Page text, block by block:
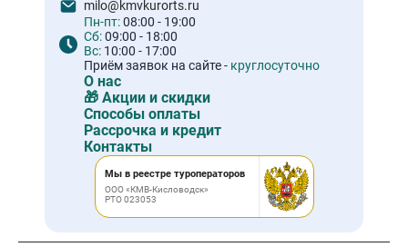
milo@kmvkurorts.ru
Пн-пт:08:00 - 19:00
Сб:09:00 - 18:00
Вс: 10:00 - 17:00
Приём заявок на сайте - круглосуточно
О нас
🎁 Акции и скидки
Способы оплаты
Рассрочка и кредит
Контакты
Мы в реестре туроператоров
ООО «КМВ-Кисловодск»
РТО 023053